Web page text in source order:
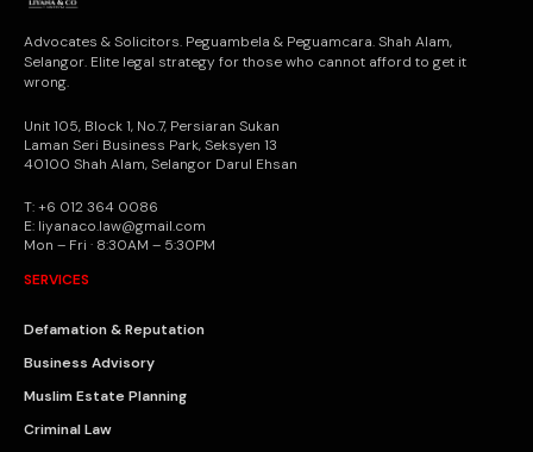
Advocates & Solicitors. Peguambela & Peguamcara. Shah Alam,
Selangor. Elite legal strategy for those who cannot afford to get it
wrong.
Unit 105, Block 1, No.7, Persiaran Sukan
Laman Seri Business Park, Seksyen 13
40100 Shah Alam, Selangor Darul Ehsan
T: +6 012 364 0086
E: liyanaco.law@gmail.com
Mon – Fri · 8:30AM – 5:30PM
SERVICES
Defamation & Reputation
Business Advisory
Muslim Estate Planning
Criminal Law